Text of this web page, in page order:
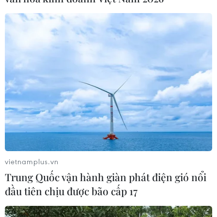
năng nâng cấp 4K AI. Ngoài ra, chức năng
OLED HDR Pro còn điều chỉnh độ sáng thông
qua AI, duy trì màu đen sâu.
Samsung Electronics sẽ tung ra 27 mẫu Neo
QLED với bảy kích cỡ từ 43 inch đến 98 inch tại
thị trường Hàn Quốc từ ngày 15/3. Đối với dòng
tivi OLED, 10 mẫu với 5 kích cỡ từ 48 inch đến
83 inch cũng được tung ra thị trường cùng
ngày./.
(TTXVN/Vietnam+)
vietnamplus.vn
Trung Quốc vận hành giàn phát điện gió nổi
đầu tiên chịu được bão cấp 17